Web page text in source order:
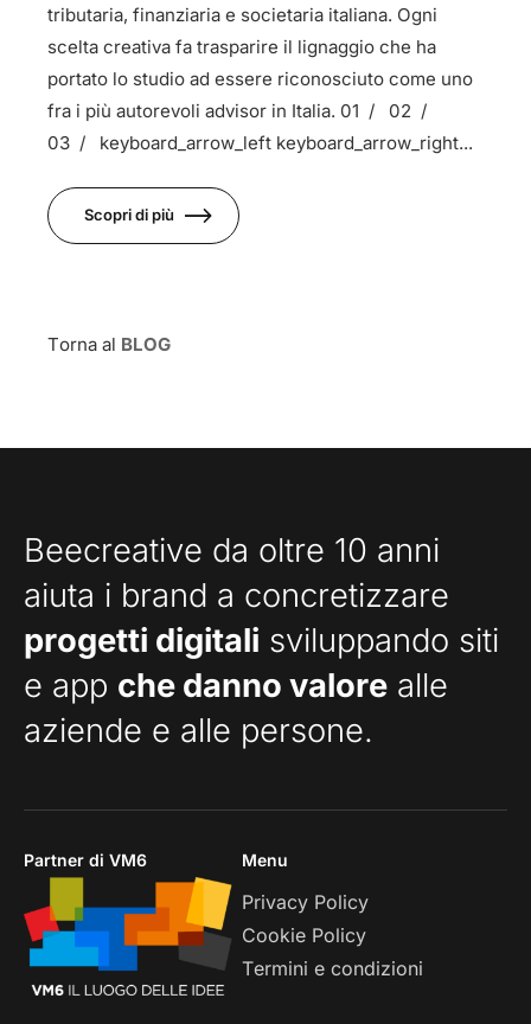
tributaria, finanziaria e societaria italiana. Ogni
scelta creativa fa trasparire il lignaggio che ha
portato lo studio ad essere riconosciuto come uno
fra i più autorevoli advisor in Italia. 01 / 02 /
03 / keyboard_arrow_left keyboard_arrow_right...
Scopri di più
Torna al BLOG
Beecreative da oltre 10 anni
aiuta i brand a concretizzare
progetti digitali sviluppando siti
e app che danno valore alle
aziende e alle persone.
Partner di VM6 Menu
Privacy Policy
Cookie Policy
Termini e condizioni